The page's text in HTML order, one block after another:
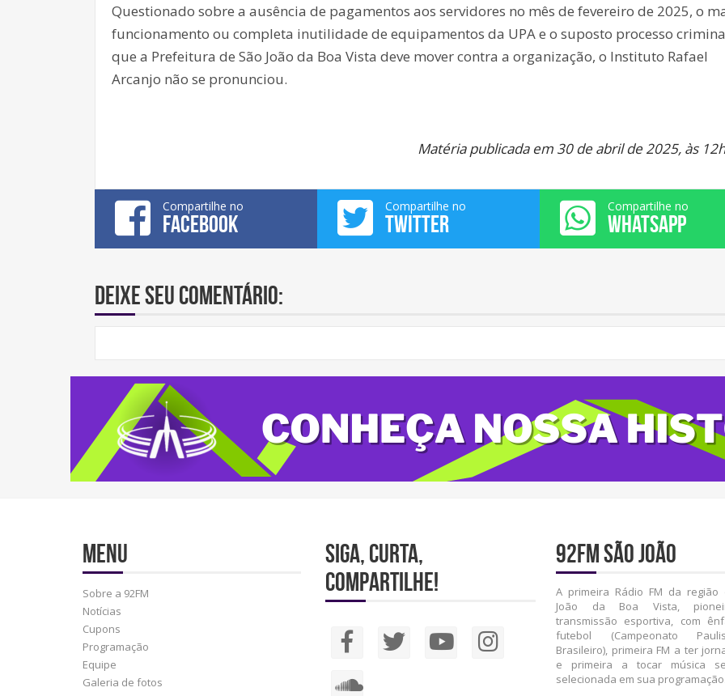
Questionado sobre a ausência de pagamentos aos servidores no mês de fevereiro de 2025, o
funcionamento ou completa inutilidade de equipamentos da UPA e o suposto processo
que a Prefeitura de São João da Boa Vista deve mover contra a organização, o Instituto Rafael
Arcanjo não se pronunciou.
Matéria publicada em 30 de abril de 2025, às
Compartilhe no
FACEBOOK
Compartilhe no
TWITTER
Compartilhe no
WHATSAPP
Deixe seu comentário:
Menu
Sobre a 92FM
Notícias
Cupons
Programação
Equipe
Galeria de fotos
Siga, Curta,
Compartilhe!
92FM São João
A primeira Rádio FM da região
João da Boa Vista,
transmissão esportiva, com
futebol (Campeonato
Brasileiro), primeira FM a ter
e primeira a tocar música
selecionada em sua